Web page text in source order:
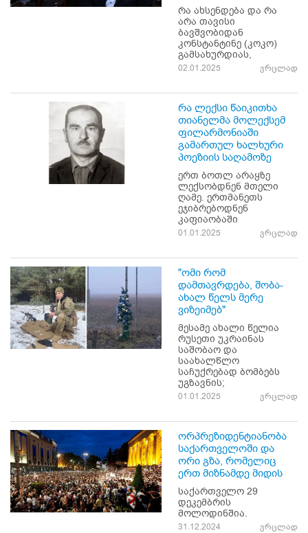
რა ახსენდება და რა
არა თავისი
ბავშვობიდან
კონსტანტინე (კოკო)
გამსახურდიას,
02.01.2025 ვრცლად
რა ლექსი წაიკითხა
თიანელმა მოლექსემ
ფილარმონიაში
გამართულ ხალხური
პოეზიის საღამოზე
ერთ ბოთლ არაყზე
ლექსობდნენ მთელი
ღამე. ერთმანეთს
ეჯიბრებოდნენ
კაფიაობაში
01.01.2025 ვრცლად
"ომი რომ
დამთავრდება, შობა-
ახალ წელს მერე
ვიზეიმებ"
მესამე ახალი წელია
რუსეთი უკრაინას
საშობაო და
საახალწლო
საჩუქრებად ბომბებს
უგზავნის;
01.01.2025 ვრცლად
ორპრეზიდენტიანობა
საქართველოში და
ორი გზა, რომელიც
ერთ მიზნამდე მიდის
საქართველო 29
დეკემბრის
მოლოდინშია.
31.12.2024 ვრცლად